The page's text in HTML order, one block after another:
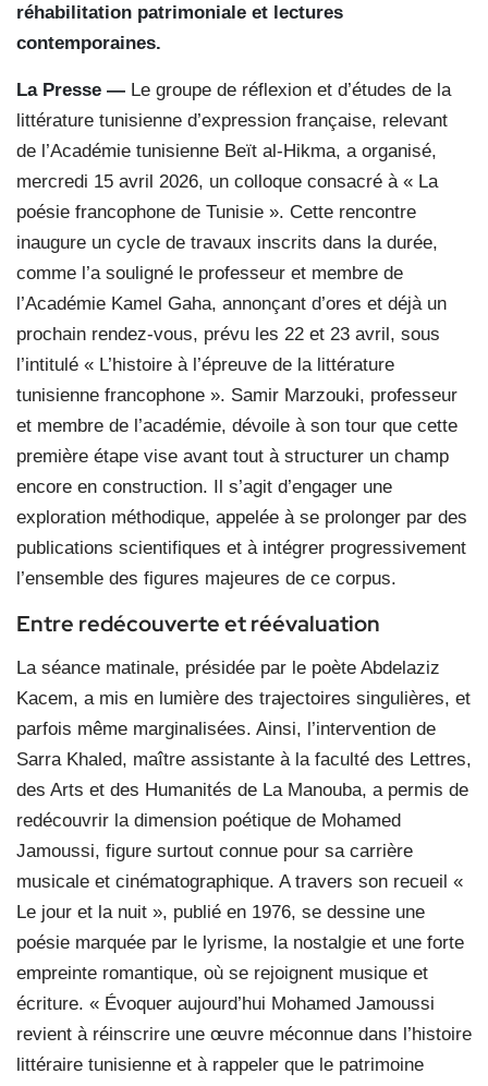
réhabilitation patrimoniale et lectures
contemporaines.
La Presse — Le groupe de réflexion et d’études de la
littérature tunisienne d’expression française, relevant
de l’Académie tunisienne Beït al-Hikma, a organisé,
mercredi 15 avril 2026, un colloque consacré à « La
poésie francophone de Tunisie ». Cette rencontre
inaugure un cycle de travaux inscrits dans la durée,
comme l’a souligné le professeur et membre de
l’Académie Kamel Gaha, annonçant d’ores et déjà un
prochain rendez-vous, prévu les 22 et 23 avril, sous
l’intitulé « L’histoire à l’épreuve de la littérature
tunisienne francophone ». Samir Marzouki, professeur
et membre de l’académie, dévoile à son tour que cette
première étape vise avant tout à structurer un champ
encore en construction. Il s’agit d’engager une
exploration méthodique, appelée à se prolonger par des
publications scientifiques et à intégrer progressivement
l’ensemble des figures majeures de ce corpus.
Entre redécouverte et réévaluation
La séance matinale, présidée par le poète Abdelaziz
Kacem, a mis en lumière des trajectoires singulières, et
parfois même marginalisées. Ainsi, l’intervention de
Sarra Khaled, maître assistante à la faculté des Lettres,
des Arts et des Humanités de La Manouba, a permis de
redécouvrir la dimension poétique de Mohamed
Jamoussi, figure surtout connue pour sa carrière
musicale et cinématographique. A travers son recueil «
Le jour et la nuit », publié en 1976, se dessine une
poésie marquée par le lyrisme, la nostalgie et une forte
empreinte romantique, où se rejoignent musique et
écriture. « Évoquer aujourd’hui Mohamed Jamoussi
revient à réinscrire une œuvre méconnue dans l’histoire
littéraire tunisienne et à rappeler que le patrimoine